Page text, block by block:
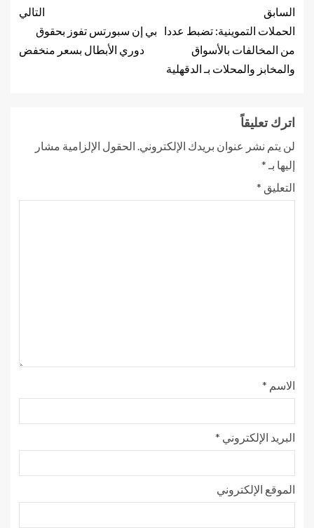
السابق
الحملات التموينية: تضبط عددا
من المخالفات بالأسواق
والمخابز والمحلات بـ الدقهلية
التالي
بي إن سبورتس تفوز بحقوق
دوري الأبطال بسعر منخفض
اترك تعليقاً
لن يتم نشر عنوان بريدك الإلكتروني. الحقول الإلزامية مشار
إليها بـ *
التعليق *
الاسم *
البريد الإلكتروني *
الموقع الإلكتروني